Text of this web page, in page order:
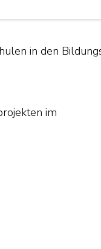
in den
im